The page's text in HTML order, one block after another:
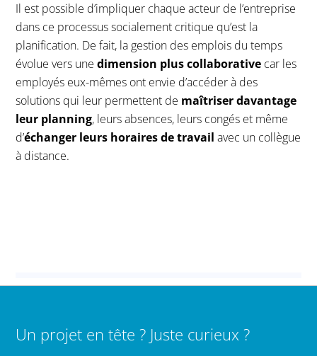
Il est possible d’impliquer chaque acteur de l’entreprise
dans ce processus socialement critique qu’est la
planification. De fait, la gestion des emplois du temps
évolue vers unedimension plus collaborative car les
employés eux-mêmes ont envie d’accéder à des
solutions qui leur permettent de maîtriser davantage
leur planning, leurs absences, leurs congés et même
d’échanger leurs horaires de travailavec un collègue
à distance.
Un projet en tête ? Juste curieux ?